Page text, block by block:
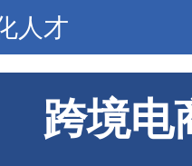
人才
跨境电